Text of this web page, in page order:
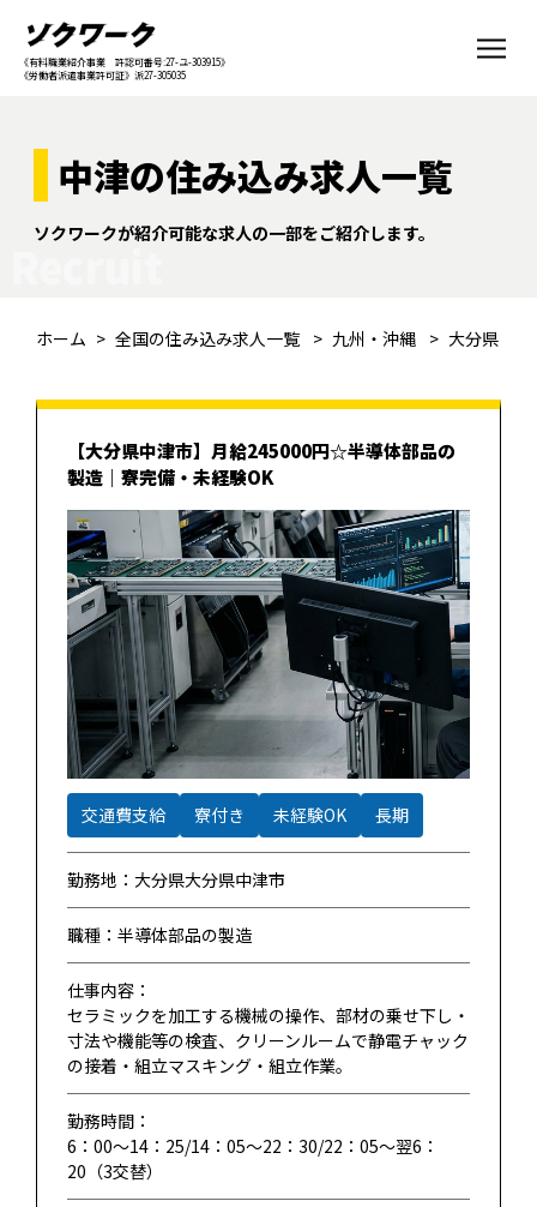
《有料職業紹介事業 許認可番号:27-ユ-303915》
《労働者派遣事業許可証》派27-305035
中津の住み込み求人一覧
ソクワークが紹介可能な求人の一部をご紹介します。
ホーム 全国の住み込み求人一覧 九州・沖縄 大分県
【大分県中津市】月給245000円☆半導体部品の
製造｜寮完備・未経験OK
交通費支給 寮付き 未経験OK 長期
勤務地：大分県大分県中津市
職種：半導体部品の製造
仕事内容：
セラミックを加工する機械の操作、部材の乗せ下し・
寸法や機能等の検査、クリーンルームで静電チャック
の接着・組立マスキング・組立作業。
勤務時間：
6：00～14：25/14：05～22：30/22：05～翌6：
20（3交替）